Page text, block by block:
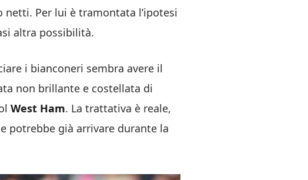
Per lui è tramontata l’ipotesi
altra possibilità.
i bianconeri sembra avere il
non brillante e costellata di
West Ham. La trattativa è reale,
potrebbe già arrivare durante la